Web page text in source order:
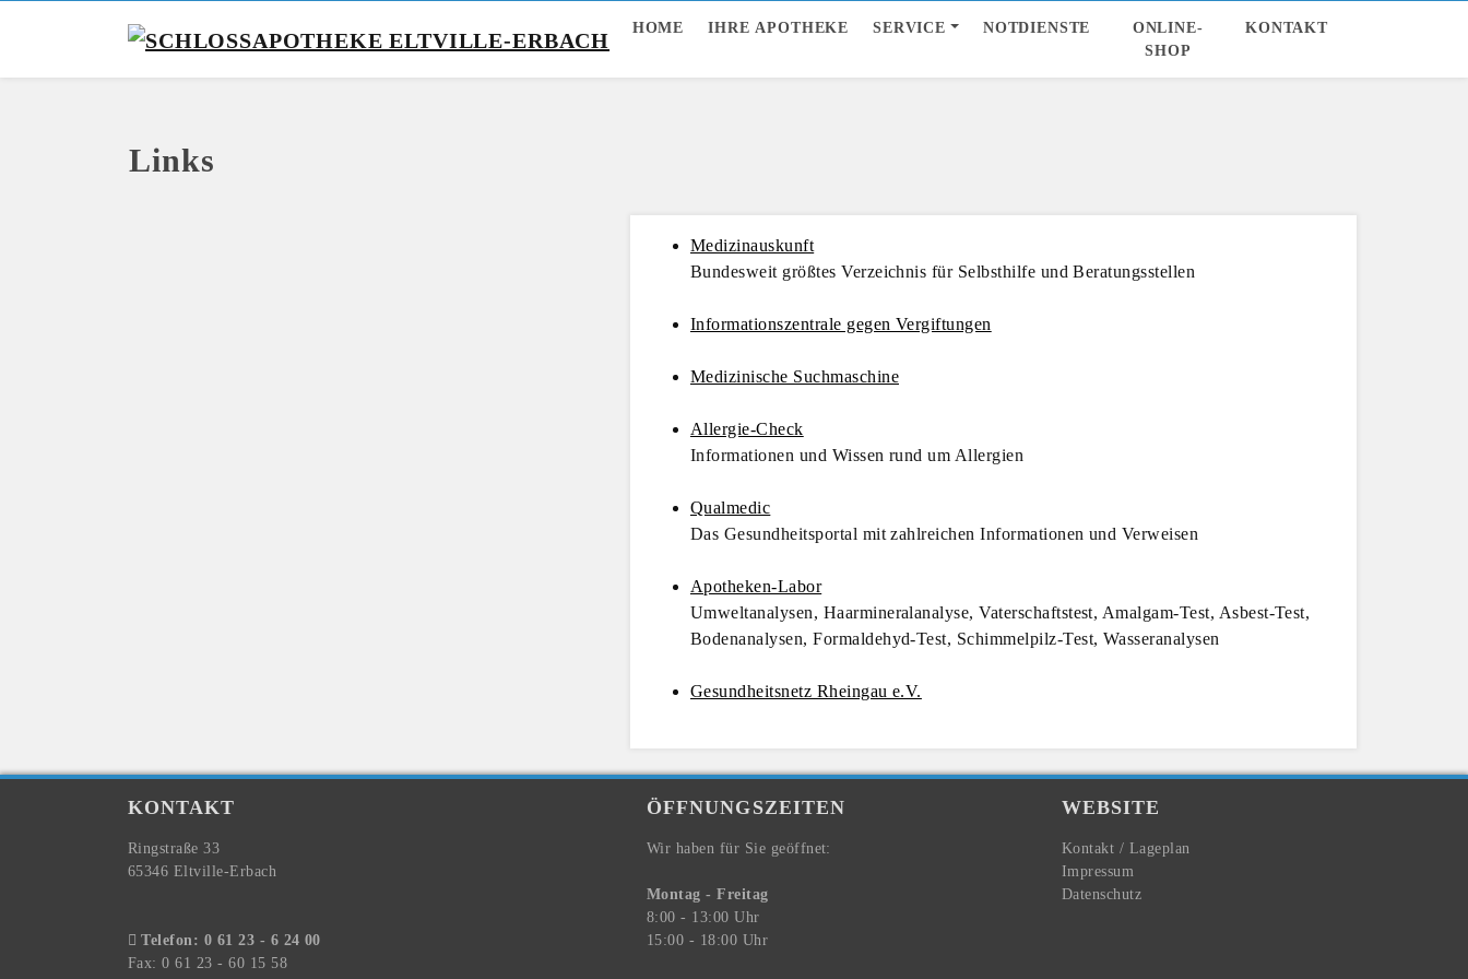
HOME IHRE APOTHEKE SERVICE NOTDIENSTE
ONLINE-
SHOP
KONTAKT
Links
Medizinauskunft
Bundesweit größtes Verzeichnis für Selbsthilfe und Beratungsstellen
Informationszentrale gegen Vergiftungen
Medizinische Suchmaschine
Allergie-Check
Informationen und Wissen rund um Allergien
Qualmedic
Das Gesundheitsportal mit zahlreichen Informationen und Verweisen
Apotheken-Labor
Umweltanalysen, Haarmineralanalyse, Vaterschaftstest, Amalgam-Test, Asbest-Test,
Bodenanalysen, Formaldehyd-Test, Schimmelpilz-Test, Wasseranalysen
Gesundheitsnetz Rheingau e.V.
KONTAKT
Ringstraße 33
65346 Eltville-Erbach
Telefon: 0 61 23 - 6 24 00
Fax: 0 61 23 - 60 15 58
ÖFFNUNGSZEITEN
Wir haben für Sie geöffnet:
Montag - Freitag
8:00 - 13:00 Uhr
15:00 - 18:00 Uhr
WEBSITE
Kontakt / Lageplan
Impressum
Datenschutz